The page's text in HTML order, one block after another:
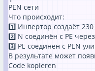
PEN сети
Что происходит:
1️⃣ Инвертор создаёт
2️⃣ N соединён с PE
3️⃣ PE соединён с PEN
В результате может
Code kopieren